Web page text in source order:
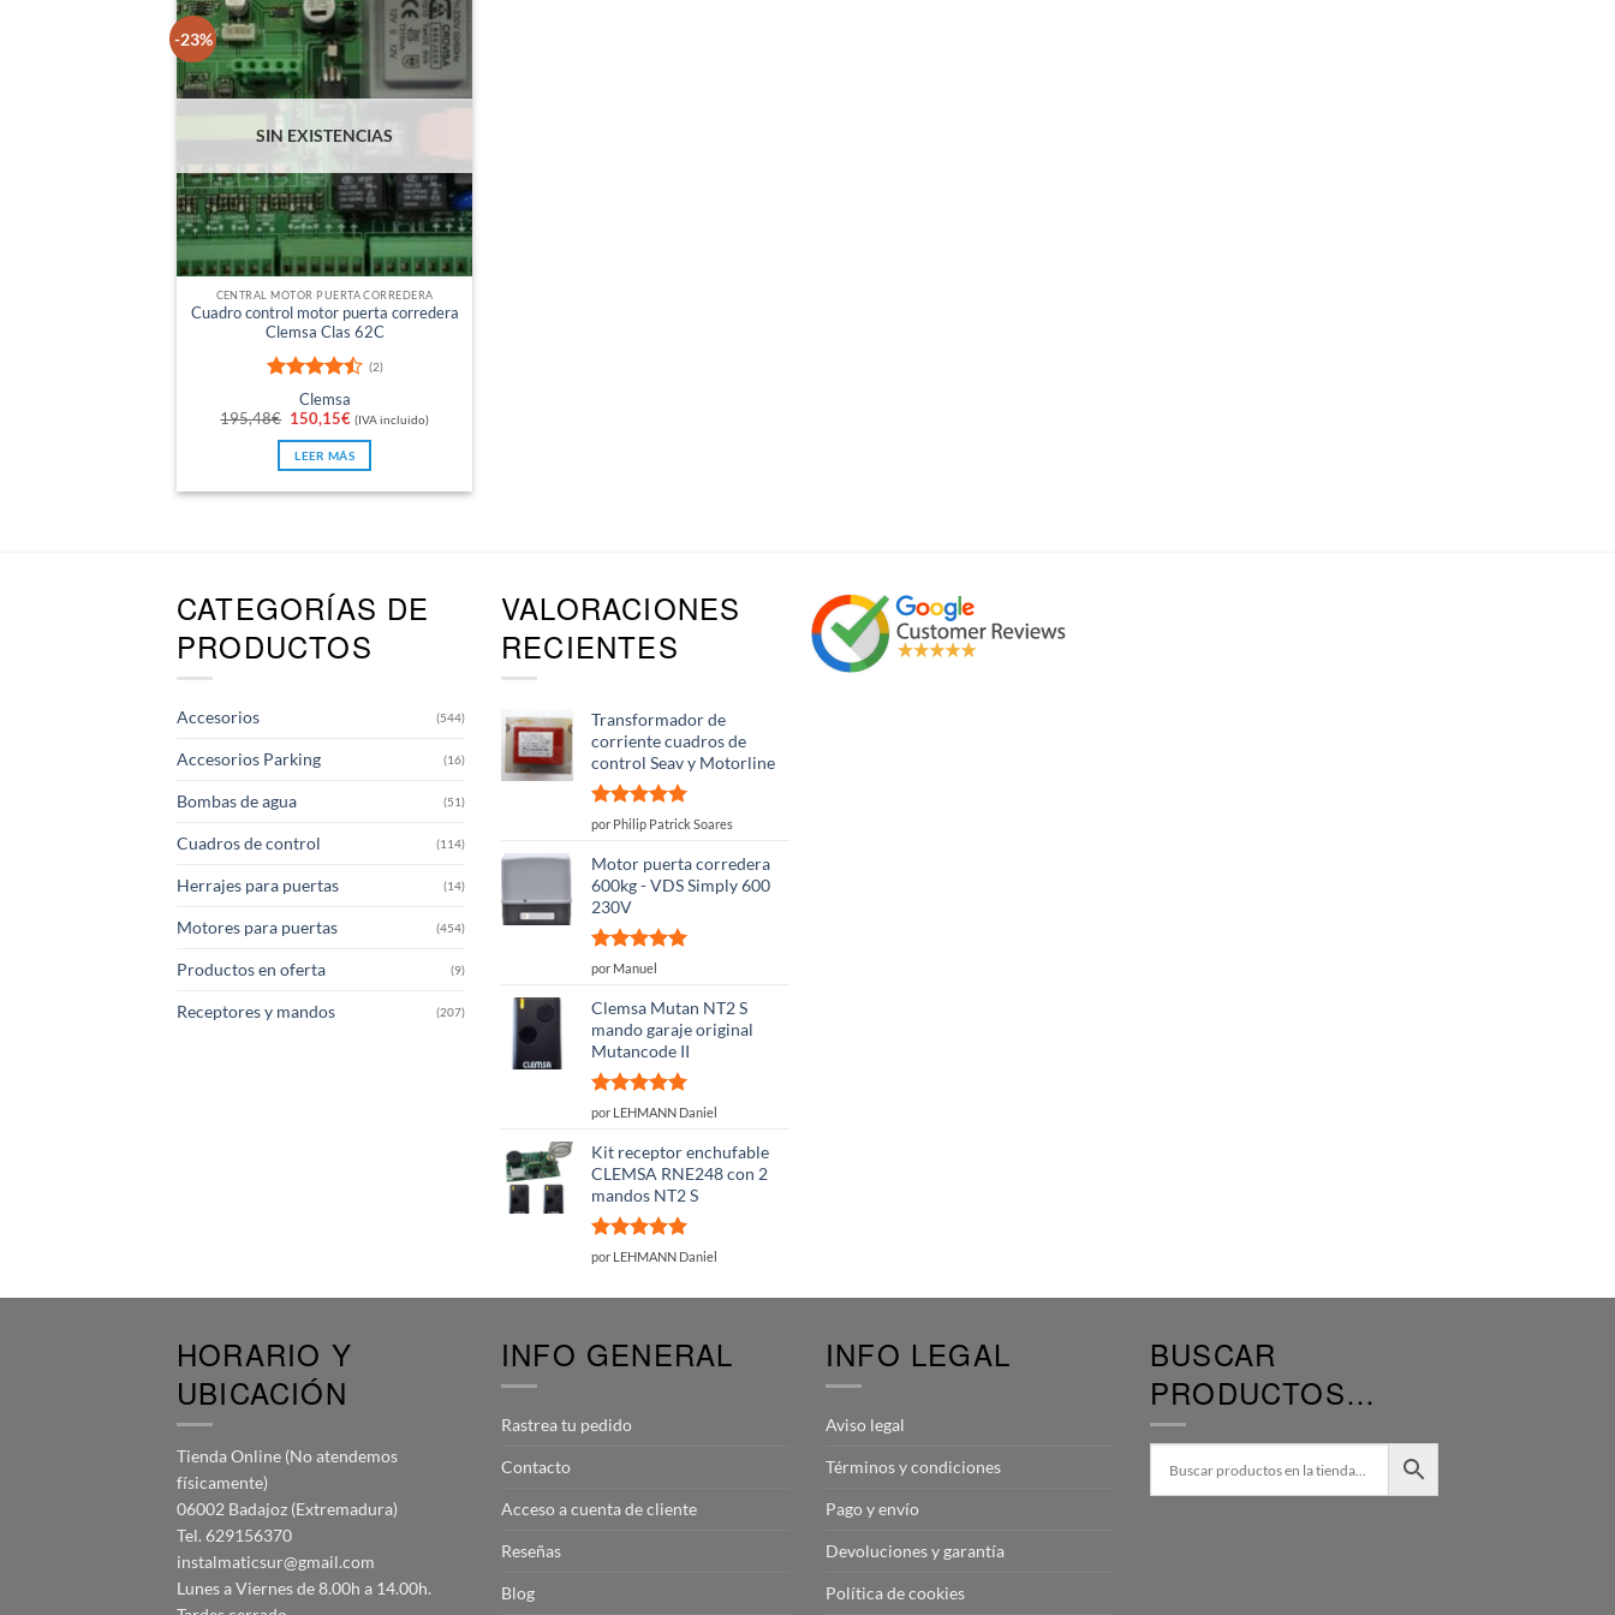
-23%
SIN EXISTENCIAS
CENTRAL MOTOR PUERTA CORREDERA
Cuadro control motor puerta corredera
Clemsa Clas 62C
Valorado
con4.5
(2)
Clemsa
195,48€ El
precio
original
era:
195,48€.
150,15€El
precio
actual
es:
150,15€.
(IVA incluido)
LEER MÁS
CATEGORÍAS DE
PRODUCTOS
Accesorios (544)
Accesorios Parking (16)
Bombas de agua (51)
Cuadros de control (114)
Herrajes para puertas (14)
Motores para puertas (454)
Productos en oferta (9)
Receptores y mandos (207)
VALORACIONES
RECIENTES
Transformador de
corriente cuadros de
control Seav y Motorline
Valorado
por Philip Patrick Soares
Motor puerta corredera
600kg - VDS Simply 600
230V
Valorado
por Manuel
Clemsa Mutan NT2 S
mando garaje original
Mutancode II
Valorado
por LEHMANN Daniel
Kit receptor enchufable
CLEMSA RNE248 con 2
mandos NT2 S
Valorado
por LEHMANN Daniel
HORARIO Y
UBICACIÓN
Tienda Online (No atendemos
físicamente)
06002 Badajoz (Extremadura)
Tel. 629156370
instalmaticsur@gmail.com
Lunes a Viernes de 8.00h a 14.00h.
INFO GENERAL
Rastrea tu pedido
Contacto
Acceso a cuenta de cliente
Reseñas
Blog
INFO LEGAL
Aviso legal
Términos y condiciones
Pago y envío
Devoluciones y garantía
Política de cookies
BUSCAR
PRODUCTOS…